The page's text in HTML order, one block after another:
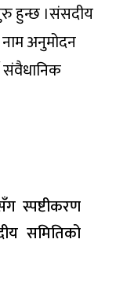
हुन्छ ।संसदीय
अनुमोदन
संवैधानिक
स्पष्टीकरण
समितिको